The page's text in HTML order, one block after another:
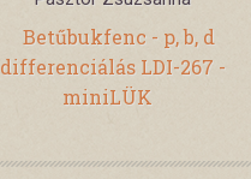
Betűbukfenc - p, b, d
differenciálás LDI-267 -
miniLÜK